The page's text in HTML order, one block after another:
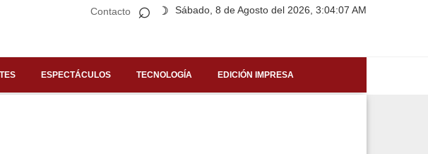
Contacto Sábado, 8 de Agosto del 2026, 3:04:07 AM
⌕ ☽
ESPECTÁCULOS TECNOLOGÍA EDICIÓN IMPRESA